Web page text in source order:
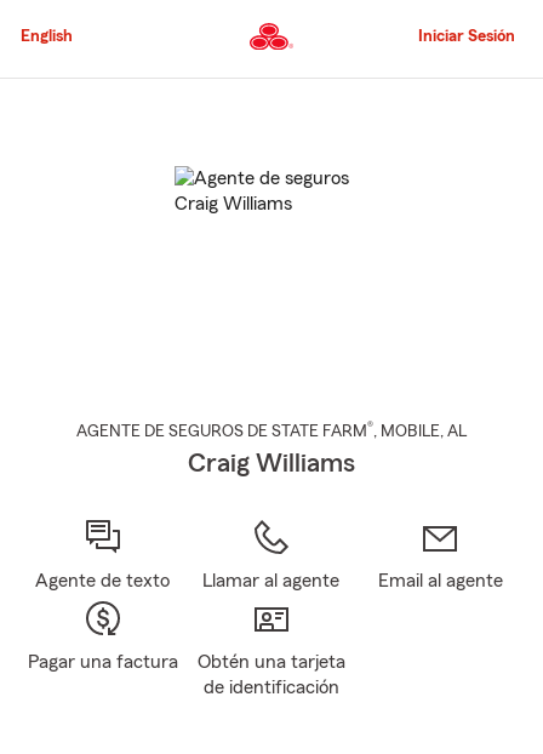
al
principal
English Iniciar Sesión
AGENTE DE SEGUROS DE STATE FARM®, MOBILE, AL
Craig Williams
Agente de texto Llamar al agente Email al agente
Pagar una factura
Obtén una tarjeta
de identificación